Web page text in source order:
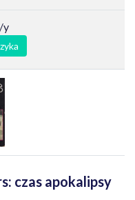
y
czas apokalipsy